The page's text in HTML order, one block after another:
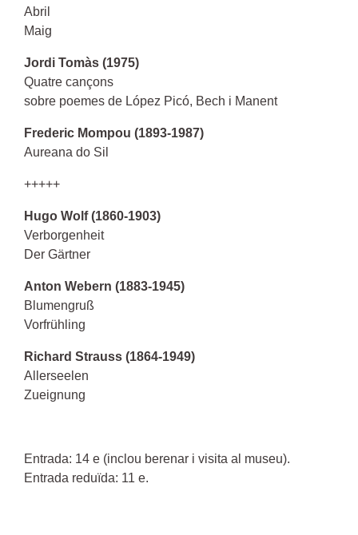
Abril
Maig
Jordi Tomàs (1975)
Quatre cançons
sobre poemes de López Picó, Bech i Manent
Frederic Mompou (1893-1987)
Aureana do Sil
+++++
Hugo Wolf (1860-1903)
Verborgenheit
Der Gärtner
Anton Webern (1883-1945)
Blumengruß
Vorfrühling
Richard Strauss (1864-1949)
Allerseelen
Zueignung
Entrada: 14 e (inclou berenar i visita al museu).
Entrada reduïda: 11 e.